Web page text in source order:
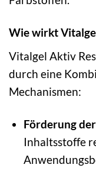
Wie wirkt
Vitalgel Aktiv
durch eine
Mechanismen:
Förderung
Inhaltsstoffe